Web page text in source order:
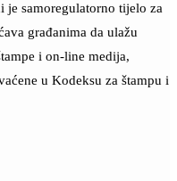
je samoregulatorno tijelo za
građanima da ulažu
i on-line medija,
u Kodeksu za štampu i